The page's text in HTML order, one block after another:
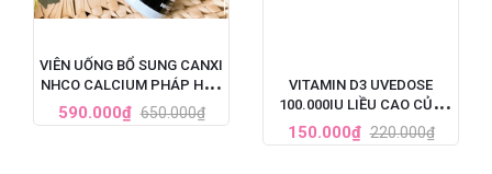
VIÊN UỐNG BỔ SUNG CANXI
NHCO CALCIUM PHÁP HỘP
84 VIÊN
590.000₫ 650.000₫
VITAMIN D3 UVEDOSE
100.000IU LIỀU CAO CỦA
PHÁP
150.000₫ 220.000₫